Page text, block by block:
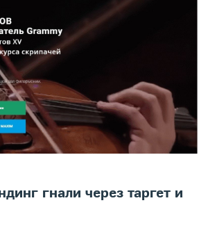
гнали через таргет и